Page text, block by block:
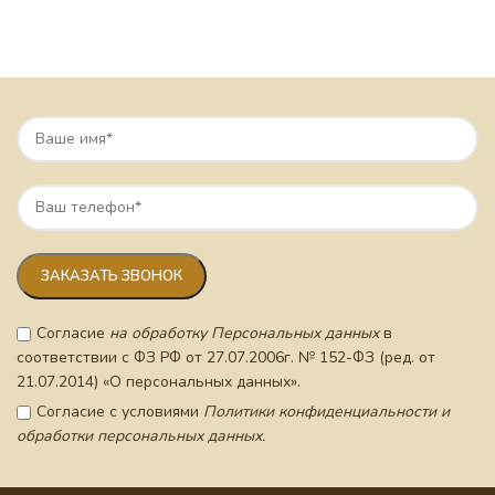
Согласие на обработку Персональных данныхв
соответствии с ФЗ РФ от 27.07.2006г. № 152-ФЗ (ред. от
21.07.2014) «О персональных данных».
Согласие с условиями Политики конфиденциальности и
обработки персональных данных.